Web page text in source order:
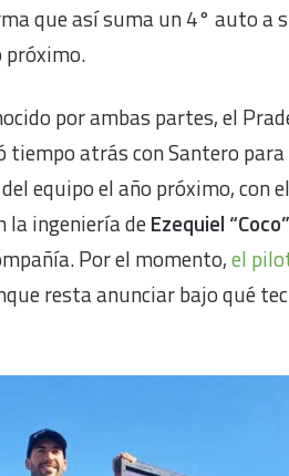
que así suma un 4° auto a
próximo.
por ambas partes, el
tiempo atrás con Santero
equipo el año próximo, con
la ingeniería deEzequiel
Por el momento,el
resta anunciar bajo qué